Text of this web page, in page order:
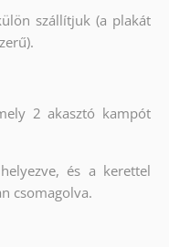
szállítjuk (a plakát
2 akasztó kampót
és a kerettel
csomagolva.